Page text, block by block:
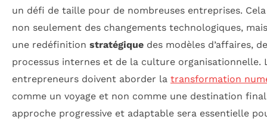
un défi de taille pour de nombreuses entreprises.
non seulement des changements technologiques,
une redéfinition stratégique des modèles d’affaires,
processus internes et de la culture organisationnelle.
entrepreneurs doivent aborder la transformation
comme un voyage et non comme une destination
approche progressive et adaptable sera essentielle